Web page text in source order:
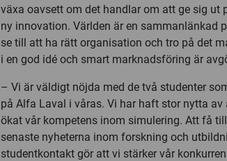
växa oavsett om det handlar om att ge sig ut
ny innovation. Världen är en sammanlänkad
se till att ha rätt organisation och tro på det
i en god idé och smart marknadsföring är
– Vi är väldigt nöjda med de två studenter
på Alfa Laval i våras. Vi har haft stor nytta av
ökat vår kompetens inom simulering. Att få
senaste nyheterna inom forskning och
studentkontakt gör att vi stärker vår